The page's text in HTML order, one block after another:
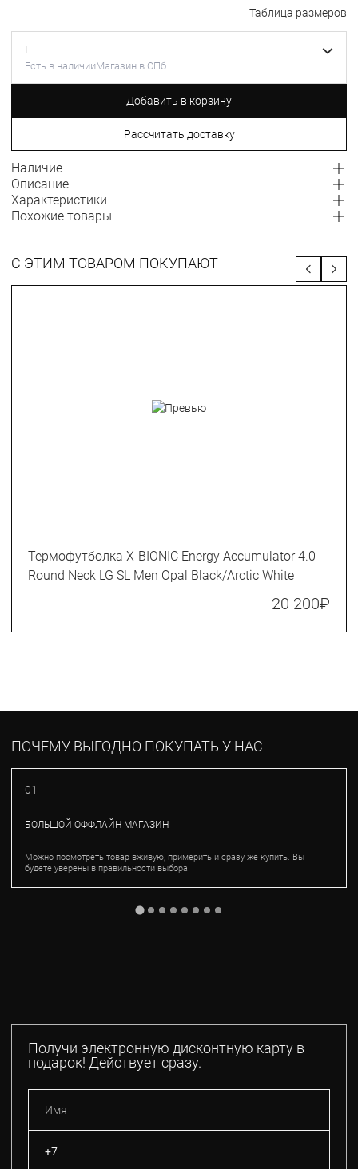
Таблица размеров
L
Есть в наличииМагазин в СПб
Добавить в корзину
Рассчитать доставку
Наличие
Описание
Характеристики
Похожие товары
С ЭТИМ ТОВАРОМ ПОКУПАЮТ
Термофутболка X-BIONIC Energy Accumulator 4.0
Round Neck LG SL Men Opal Black/Arctic White
20 200₽
ПОЧЕМУ ВЫГОДНО ПОКУПАТЬ У НАС
01
БОЛЬШОЙ ОФФЛАЙН МАГАЗИН
Можно посмотреть товар вживую, примерить и сразу же купить. Вы
будете уверены в правильности выбора
Получи электронную дисконтную карту в
подарок! Действует сразу.